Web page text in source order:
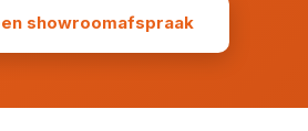
showroomafspraak